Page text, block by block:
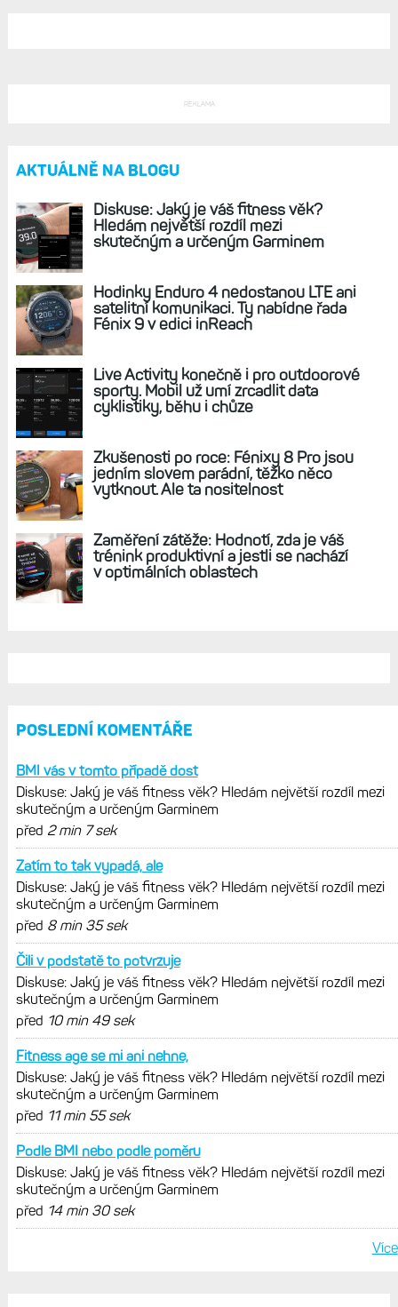
skutečným a určeným Garminem
Hodinky Enduro 4 nedostanou LTE ani
satelitní komunikaci. Ty nabídne řada
Fénix 9 v edici inReach
Live Activity konečně i pro outdoorové
sporty. Mobil už umí zrcadlit data
cyklistiky, běhu i chůze
Zkušenosti po roce: Fénixy 8 Pro jsou
jedním slovem parádní, těžko něco
vytknout. Ale ta nositelnost
Zaměření zátěže: Hodnotí, zda je váš
trénink produktivní a jestli se nachází
v optimálních oblastech